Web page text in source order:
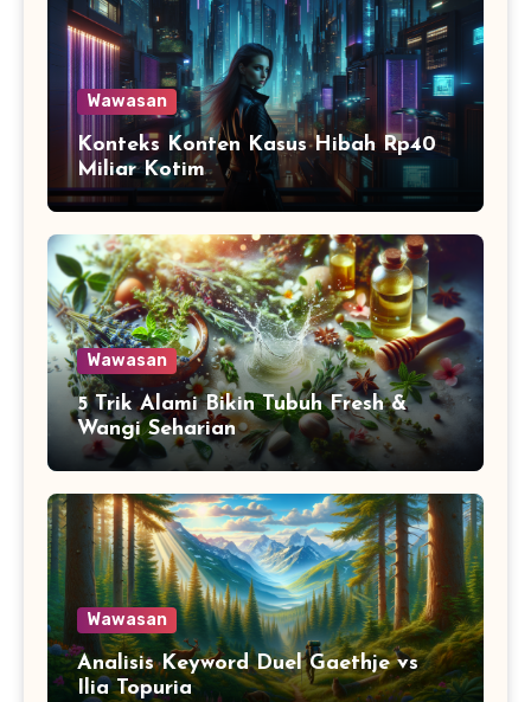
Wawasan
Konteks Konten Kasus Hibah Rp40
Miliar Kotim
Wawasan
5 Trik Alami Bikin Tubuh Fresh &
Wangi Seharian
Wawasan
Analisis Keyword Duel Gaethje vs
Ilia Topuria